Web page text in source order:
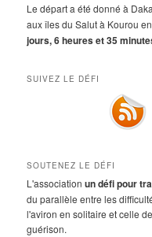
Le départ a été donné à
aux îles du Salut à Kourou
jours, 6 heures et 35
SUIVEZ LE DÉFI
SOUTENEZ LE DÉFI
L'associationun défi pour
du parallèle entre les
l'aviron en solitaire et celle
guérison.